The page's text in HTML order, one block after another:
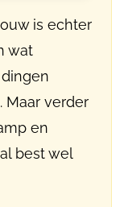
is echter
wat
Maar verder
en
best wel